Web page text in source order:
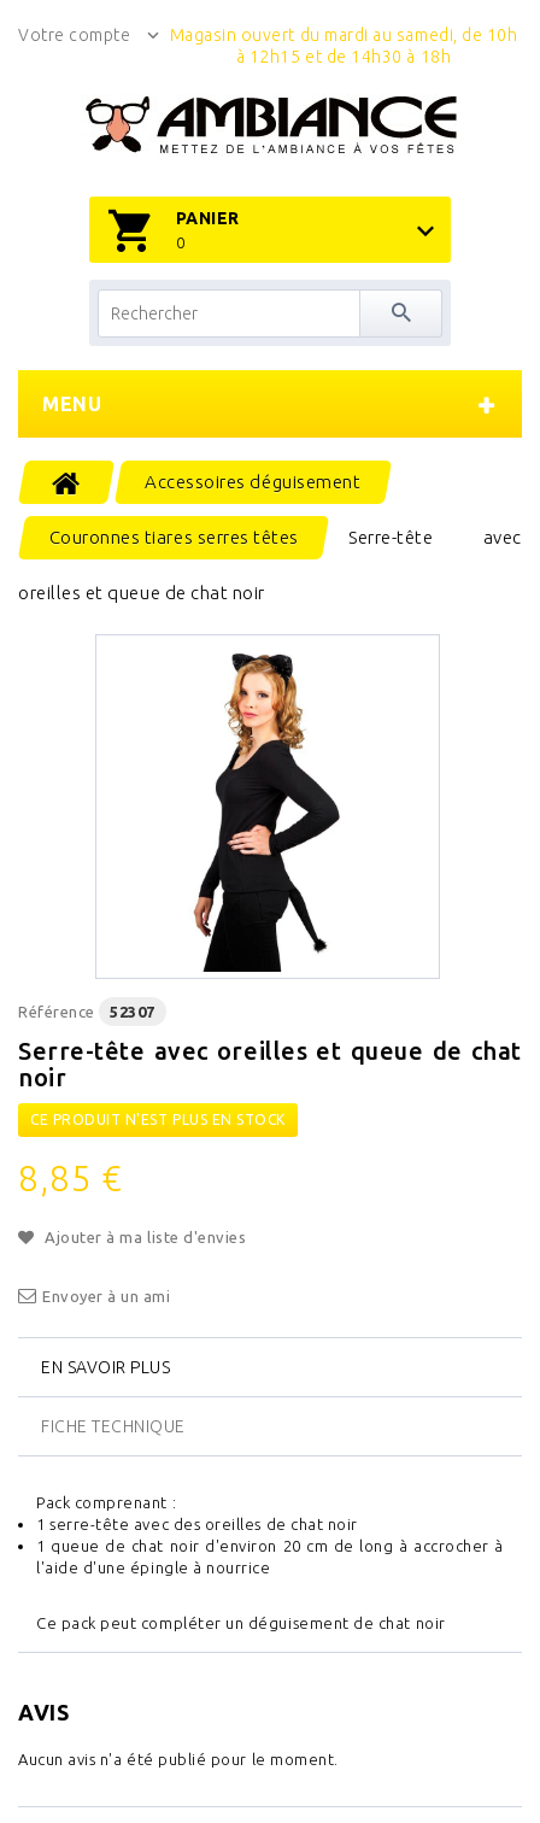
Votre compte
Magasin ouvert du mardi au samedi, de 10h
à 12h15 et de 14h30 à 18h
PANIER
0
MENU
Accessoires déguisement
Couronnes tiares serres têtes Serre-tête avec
oreilles et queue de chat noir
Référence 52307
Serre-tête avec oreilles et queue de chat
noir
CE PRODUIT N'EST PLUS EN STOCK
8,85 €
Ajouter à ma liste d'envies
Envoyer à un ami
EN SAVOIR PLUS
FICHE TECHNIQUE
Pack comprenant :
1 serre-tête avec des oreilles de chat noir
1 queue de chat noir d'environ 20 cm de long à accrocher à
l'aide d'une épingle à nourrice
Ce pack peut compléter un déguisement de chat noir
AVIS
Aucun avis n'a été publié pour le moment.